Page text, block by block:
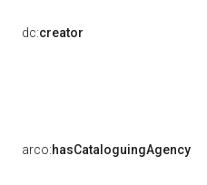
dc:creator
arco:hasCataloguingAgency